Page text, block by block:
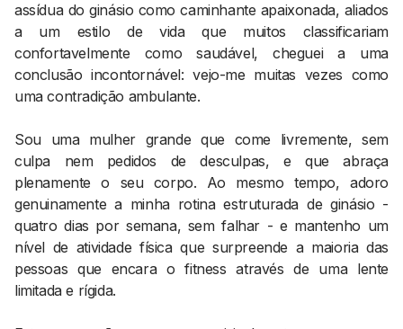
EMAIL
GERAL@BANTUMEN.COM
WHATSAPP
Pesquisar
assídua do ginásio como caminhante apaixonada, aliados
a um estilo de vida que muitos classificariam
confortavelmente como saudável, cheguei a uma
conclusão incontornável: vejo-me muitas vezes como
uma contradição ambulante.
Sou uma mulher grande que come livremente, sem
culpa nem pedidos de desculpas, e que abraça
plenamente o seu corpo. Ao mesmo tempo, adoro
genuinamente a minha rotina estruturada de ginásio -
quatro dias por semana, sem falhar - e mantenho um
nível de atividade física que surpreende a maioria das
pessoas que encara o fitness através de uma lente
limitada e rígida.